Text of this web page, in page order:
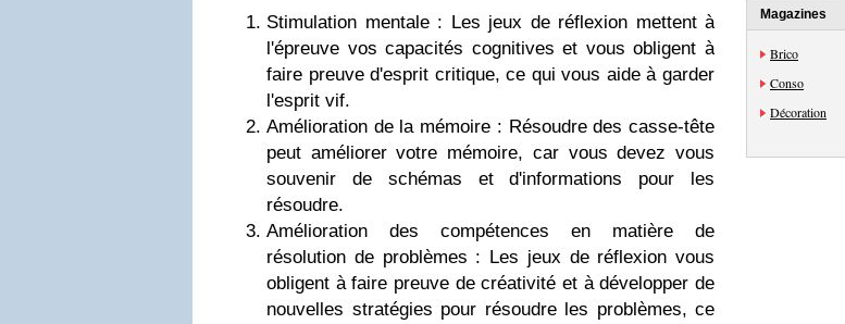
Stimulation mentale : Les jeux de réflexion mettent à
l'épreuve vos capacités cognitives et vous obligent à
faire preuve d'esprit critique, ce qui vous aide à garder
l'esprit vif.
Amélioration de la mémoire : Résoudre des casse-tête
peut améliorer votre mémoire, car vous devez vous
souvenir de schémas et d'informations pour les
résoudre.
Amélioration des compétences en matière de
résolution de problèmes : Les jeux de réflexion vous
obligent à faire preuve de créativité et à développer de
nouvelles stratégies pour résoudre les problèmes, ce
Magazines
Brico
Conso
Décoration